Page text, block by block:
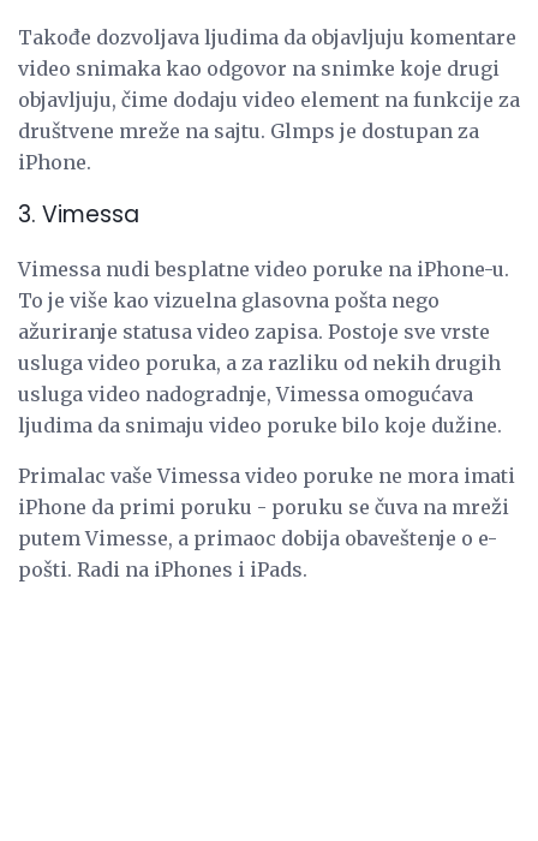
Takođe dozvoljava ljudima da objavljuju komentare
video snimaka kao odgovor na snimke koje drugi
objavljuju, čime dodaju video element na funkcije za
društvene mreže na sajtu. Glmps je dostupan za
iPhone.
3. Vimessa
Vimessa nudi besplatne video poruke na iPhone-u.
To je više kao vizuelna glasovna pošta nego
ažuriranje statusa video zapisa. Postoje sve vrste
usluga video poruka, a za razliku od nekih drugih
usluga video nadogradnje, Vimessa omogućava
ljudima da snimaju video poruke bilo koje dužine.
Primalac vaše Vimessa video poruke ne mora imati
iPhone da primi poruku - poruku se čuva na mreži
putem Vimesse, a primaoc dobija obaveštenje o e-
pošti. Radi na iPhones i iPads.